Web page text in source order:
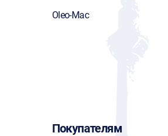
Oleo-Mac
Покупателям